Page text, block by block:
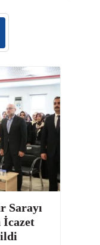
Sarayı
İcazet